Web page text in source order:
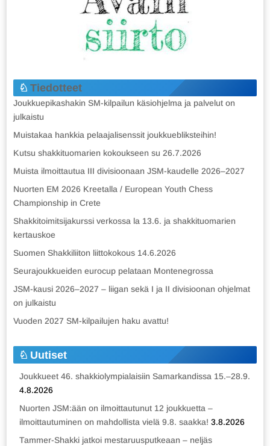
Tiedotteet
Joukkuepikashakin SM-kilpailun käsiohjelma ja palvelut on
julkaistu
Muistakaa hankkia pelaajalisenssit joukkuebliksteihin!
Kutsu shakkituomarien kokoukseen su 26.7.2026
Muista ilmoittautua III divisioonaan JSM-kaudelle 2026–2027
Nuorten EM 2026 Kreetalla / European Youth Chess
Championship in Crete
Shakkitoimitsijakurssi verkossa la 13.6. ja shakkituomarien
kertauskoe
Suomen Shakkiliiton liittokokous 14.6.2026
Seurajoukkueiden eurocup pelataan Montenegrossa
JSM-kausi 2026–2027 – liigan sekä I ja II divisioonan ohjelmat
on julkaistu
Vuoden 2027 SM-kilpailujen haku avattu!
Uutiset
Joukkueet 46. shakkiolympialaisiin Samarkandissa 15.–28.9.
4.8.2026
Nuorten JSM:ään on ilmoittautunut 12 joukkuetta –
ilmoittautuminen on mahdollista vielä 9.8. saakka! 3.8.2026
Tammer-Shakki jatkoi mestaruusputkeaan – neljäs